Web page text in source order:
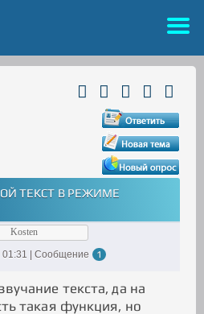
ТЕКСТ В РЕЖИМЕ
Kosten
| Сообщение
1
текста, да на
такая функция, но